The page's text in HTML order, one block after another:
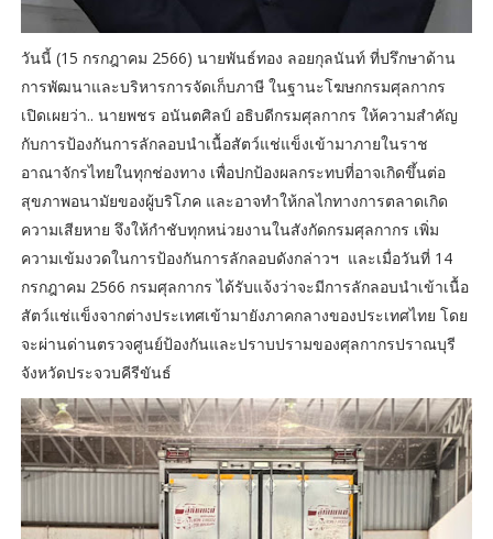
วันนี้ (15 กรกฎาคม 2566) นายพันธ์ทอง ลอยกุลนันท์ ที่ปรึกษาด้าน
การพัฒนาและบริหารการจัดเก็บภาษี ในฐานะโฆษกกรมศุลกากร
เปิดเผยว่า.. นายพชร อนันตศิลป์ อธิบดีกรมศุลกากร ให้ความสำคัญ
กับการป้องกันการลักลอบนำเนื้อสัตว์แช่แข็งเข้ามาภายในราช
อาณาจักรไทยในทุกช่องทาง เพื่อปกป้องผลกระทบที่อาจเกิดขึ้นต่อ
สุขภาพอนามัยของผู้บริโภค และอาจทำให้กลไกทางการตลาดเกิด
ความเสียหาย จึงให้กำชับทุกหน่วยงานในสังกัดกรมศุลกากร เพิ่ม
ความเข้มงวดในการป้องกันการลักลอบดังกล่าวฯ และเมื่อวันที่ 14
กรกฎาคม 2566 กรมศุลกากร ได้รับแจ้งว่าจะมีการลักลอบนำเข้าเนื้อ
สัตว์แช่แข็งจากต่างประเทศเข้ามายังภาคกลางของประเทศไทย โดย
จะผ่านด่านตรวจศูนย์ป้องกันและปราบปรามของศุลกากรปราณบุรี
จังหวัดประจวบคีรีขันธ์